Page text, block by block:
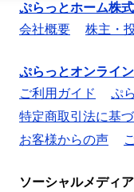
ぷらっとホーム株
会社概要
株主・
ぷらっとオンライン
ご利用ガイド
ぷ
特定商取引法に基
お客様からの声
ソーシャルメディア